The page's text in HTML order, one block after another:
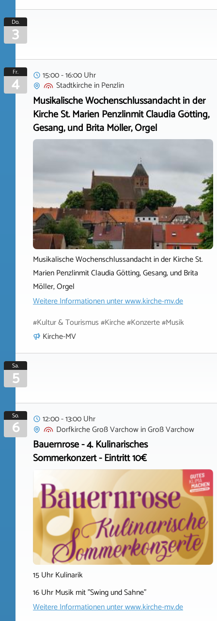
Do.
3
Fr.
4
15:00 - 16:00 Uhr
StadtkircheinPenzlin
Musikalische Wochenschlussandacht in der
Kirche St. Marien Penzlinmit Claudia Götting,
Gesang, und Brita Möller, Orgel
Musikalische Wochenschlussandacht in der Kirche St.
Marien Penzlinmit Claudia Götting, Gesang, und Brita
Möller, Orgel
Weitere Informationen unterwww.kirche-mv.de
#Kultur & Tourismus #Kirche #Konzerte #Musik
Kirche-MV
Sa.
5
So.
6
12:00 - 13:00 Uhr
Dorfkirche Groß VarchowinGroß Varchow
Bauernrose - 4. Kulinarisches
Sommerkonzert - Eintritt 10€
15 Uhr Kulinarik
16 Uhr Musik mit "Swing und Sahne"
Weitere Informationen unterwww.kirche-mv.de